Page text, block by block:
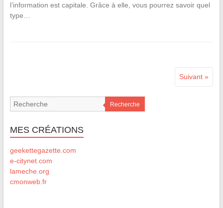
l’information est capitale. Grâce à elle, vous pourrez savoir quel
type…
Suivant »
Recherche
MES CRÉATIONS
geekettegazette.com
e-citynet.com
lameche.org
cmonweb.fr